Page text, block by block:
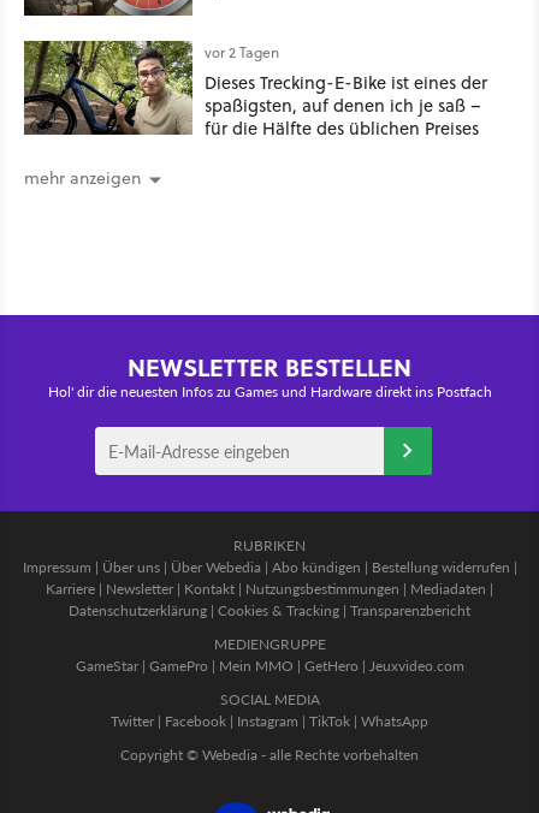
vor 2 Tagen
Dieses Trecking-E-Bike ist eines der
spaßigsten, auf denen ich je saß –
für die Hälfte des üblichen Preises
mehr anzeigen
NEWSLETTER BESTELLEN
Hol' dir die neuesten Infos zu Games und Hardware direkt ins Postfach
RUBRIKEN
Impressum | Über uns| Über Webedia | Abo kündigen | Bestellung widerrufen |
Karriere | Newsletter | Kontakt | Nutzungsbestimmungen | Mediadaten |
Datenschutzerklärung | Cookies & Tracking | Transparenzbericht
MEDIENGRUPPE
GameStar| GamePro | Mein MMO | GetHero | Jeuxvideo.com
SOCIAL MEDIA
Twitter | Facebook | Instagram | TikTok | WhatsApp
Copyright © Webedia - alle Rechte vorbehalten